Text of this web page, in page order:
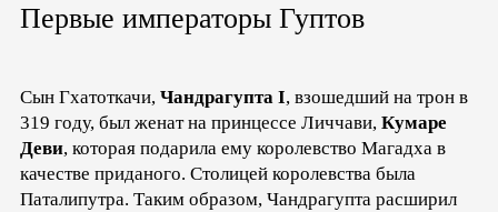
Первые императоры Гуптов
Сын Гхатоткачи, Чандрагупта I, взошедший на трон в
319 году, был женат на принцессе Личчави, Кумаре
Деви, которая подарила ему королевство Магадха в
качестве приданого. Столицей королевства была
Паталипутра. Таким образом, Чандрагупта расширил